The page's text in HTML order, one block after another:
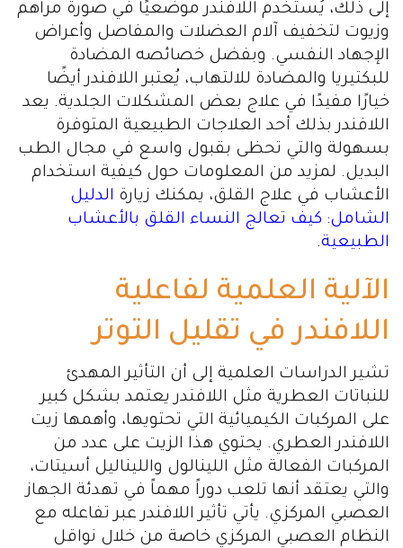
إلى ذلك، يُستخدم اللافندر موضعيًا في صورة مراهم
وزيوت لتخفيف آلام العضلات والمفاصل وأعراض
الإجهاد النفسي. وبفضل خصائصه المضادة
للبكتيريا والمضادة للالتهاب، يُعتبر اللافندر أيضًا
خيارًا مفيدًا في علاج بعض المشكلات الجلدية. يعد
اللافندر بذلك أحد العلاجات الطبيعية المتوفرة
بسهولة والتي تحظى بقبول واسع في مجال الطب
البديل. لمزيد من المعلومات حول كيفية استخدام
الأعشاب في علاج القلق، يمكنك زيارة الدليل
الشامل: كيف تعالج النساء القلق بالأعشاب
الطبيعية.
الآلية العلمية لفاعلية
اللافندر في تقليل التوتر
تشير الدراسات العلمية إلى أن التأثير المهدئ
للنباتات العطرية مثل اللافندر يعتمد بشكل كبير
على المركبات الكيميائية التي تحتويها، وأهمها زيت
اللافندر العطري. يحتوي هذا الزيت على عدد من
المركبات الفعالة مثل اللينالول والليناليل أسيتات،
والتي يعتقد أنها تلعب دوراً مهماً في تهدئة الجهاز
العصبي المركزي. يأتي تأثير اللافندر عبر تفاعله مع
النظام العصبي المركزي خاصة من خلال نواقل